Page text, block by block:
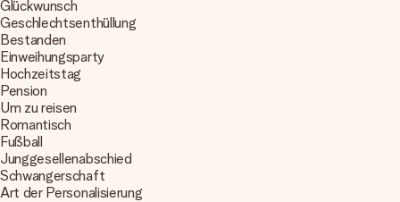
Glückwunsch
Geschlechtsenthüllung
Bestanden
Einweihungsparty
Hochzeitstag
Pension
Um zu reisen
Romantisch
Fußball
Junggesellenabschied
Schwangerschaft
Art der Personalisierung